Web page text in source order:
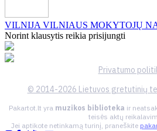
VILNIJA VILNIAUS MOKYTOJŲ
Norint klausytis reikia prisijungti
Privatumo
© 2014-2026 Lietuvos gretutinių
Pakartot.lt yra muzikos biblioteka ir
teisės aktų
Jei aptikote netinkamą turinį, praneškite